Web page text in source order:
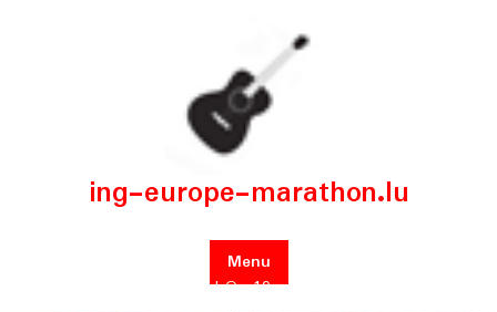
ing-europe-marathon.lu
Menu
Posted On 10 août 2025